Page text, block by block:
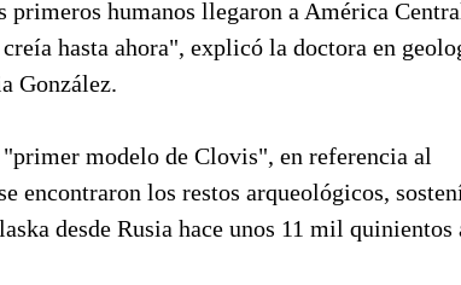
primeros humanos llegaron a América
hasta ahora", explicó la doctora en
González.
modelo de Clovis", en referencia al
encontraron los restos arqueológicos,
desde Rusia hace unos 11 mil quinientos